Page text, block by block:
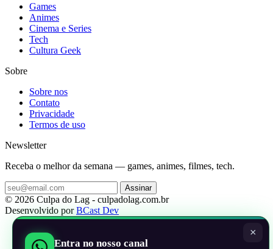
Games
Animes
Cinema e Series
Tech
Cultura Geek
Sobre
Sobre nos
Contato
Privacidade
Termos de uso
Newsletter
Receba o melhor da semana — games, animes, filmes, tech.
Assinar
© 2026 Culpa do Lag - culpadolag.com.br
Desenvolvido porBCast Dev
×
Entra no nosso canal